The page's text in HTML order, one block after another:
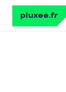
pluxee.fr